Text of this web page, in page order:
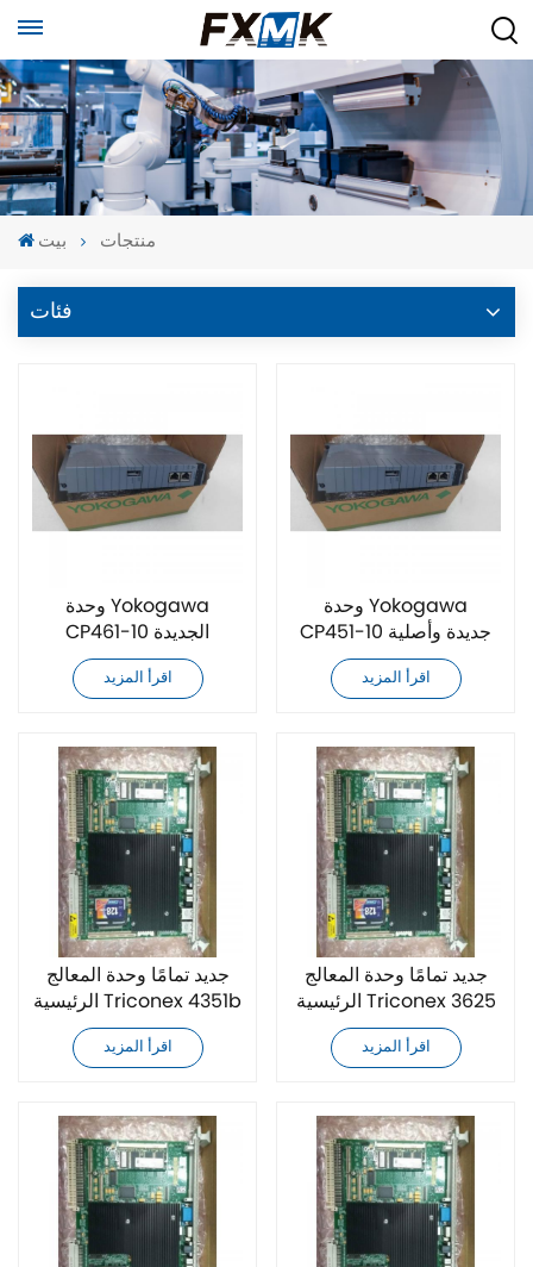
بيت منتجات
فئات
وحدة Yokogawa
CP461-10 الجديدة
والأصلية
اقرأ المزيد
وحدة Yokogawa
CP451-10 جديدة وأصلية
اقرأ المزيد
جديد تمامًا وحدة المعالج
الرئيسية Triconex 4351b
اقرأ المزيد
جديد تمامًا وحدة المعالج
الرئيسية Triconex 3625
اقرأ المزيد